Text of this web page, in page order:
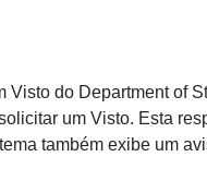
do Department of
um Visto. Esta
também exibe um